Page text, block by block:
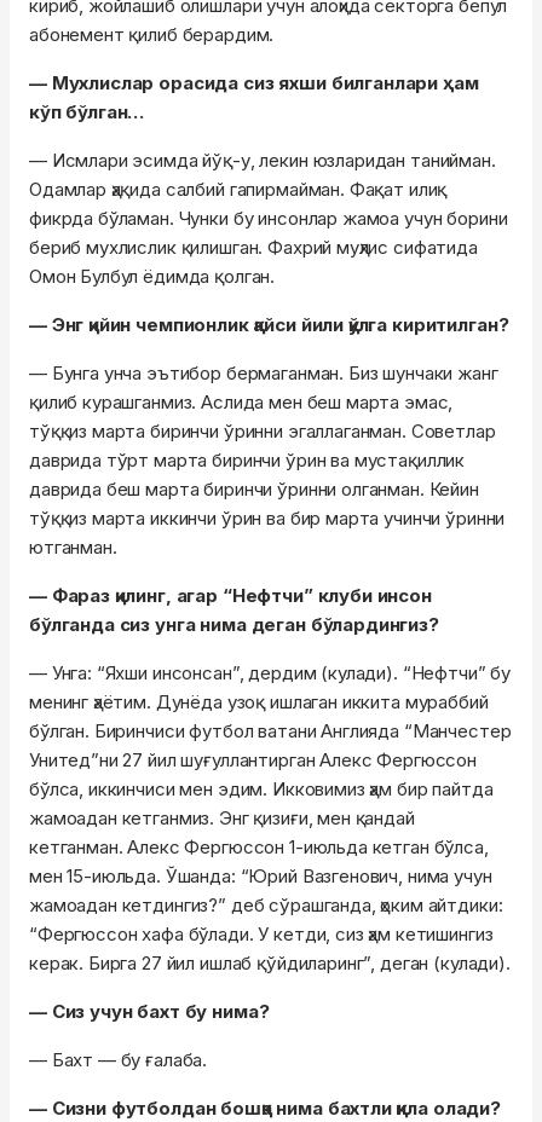
кириб, жойлашиб олишлари учун алоҳида секторга бепул
абонемент қилиб берардим.
— Мухлислар орасида сиз яхши билганлари ҳам
кўп бўлган…
— Исмлари эсимда йўқ-у, лекин юзларидан танийман.
Одамлар ҳақида салбий гапирмайман. Фақат илиқ
фикрда бўламан. Чунки бу инсонлар жамоа учун борини
бериб мухлислик қилишган. Фахрий муҳлис сифатида
Омон Булбул ёдимда қолган.
— Энг қийин чемпионлик қайси йили қўлга киритилган?
— Бунга унча эътибор бермаганман. Биз шунчаки жанг
қилиб курашганмиз. Аслида мен беш марта эмас,
тўққиз марта биринчи ўринни эгаллаганман. Советлар
даврида тўрт марта биринчи ўрин ва мустақиллик
даврида беш марта биринчи ўринни олганман. Кейин
тўққиз марта иккинчи ўрин ва бир марта учинчи ўринни
ютганман.
— Фараз қилинг, агар “Нефтчи” клуби инсон
бўлганда сиз унга нима деган бўлардингиз?
— Унга: “Яхши инсонсан”, дердим (кулади). “Нефтчи” бу
менинг ҳаётим. Дунёда узоқ ишлаган иккита мураббий
бўлган. Биринчиси футбол ватани Англияда “Манчестер
Унитед”ни 27 йил шуғуллантирган Алекс Фергюссон
бўлса, иккинчиси мен эдим. Икковимиз ҳам бир пайтда
жамоадан кетганмиз. Энг қизиғи, мен қандай
кетганман. Алекс Фергюссон 1-июльда кетган бўлса,
мен 15-июльда. Ўшанда: “Юрий Вазгенович, нима учун
жамоадан кетдингиз?” деб сўрашганда, ҳоким айтдики:
“Фергюссон хафа бўлади. У кетди, сиз ҳам кетишингиз
керак. Бирга 27 йил ишлаб қўйдиларинг”, деган (кулади).
— Сиз учун бахт бу нима?
— Бахт — бу ғалаба.
— Сизни футболдан бошқа нима бахтли қила олади?